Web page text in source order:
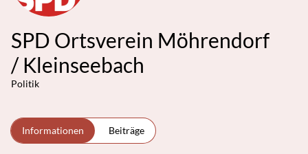
SPD Ortsverein Möhrendorf
/ Kleinseebach
Politik
Informationen Beiträge